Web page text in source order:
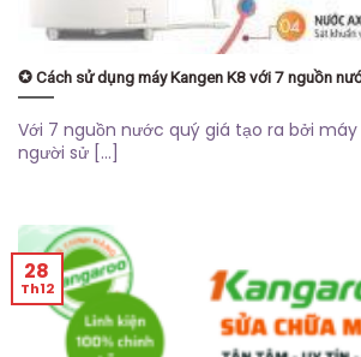
✪ Cách sử dụng máy Kangen K8 với 7 nguồn
Với 7 nguồn nước quý giá tạo ra bởi máy
người sử [...]
28
Th12